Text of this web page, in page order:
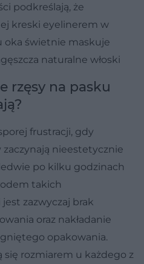
podkreślają, że
kreski eyelinerem w
świetnie maskuje
naturalne włoski
rzęsy na pasku
frustracji, gdy
zaczynają nieestetycznie
po kilku godzinach
takich
zazwyczaj brak
oraz nakładanie
opakowania.
rozmiarem u każdego z